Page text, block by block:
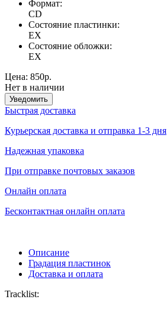
Формат:
CD
Состояние пластинки:
EX
Состояние обложки:
EX
Цена: 850р.
Нет в наличии
Уведомить
Быстрая доставка
Курьерская доставка и отправка 1-3 дня
Надежная упаковка
При отправке почтовых заказов
Онлайн оплата
Бесконтактная онлайн оплата
Описание
Градация пластинок
Доставка и оплата
Tracklist: